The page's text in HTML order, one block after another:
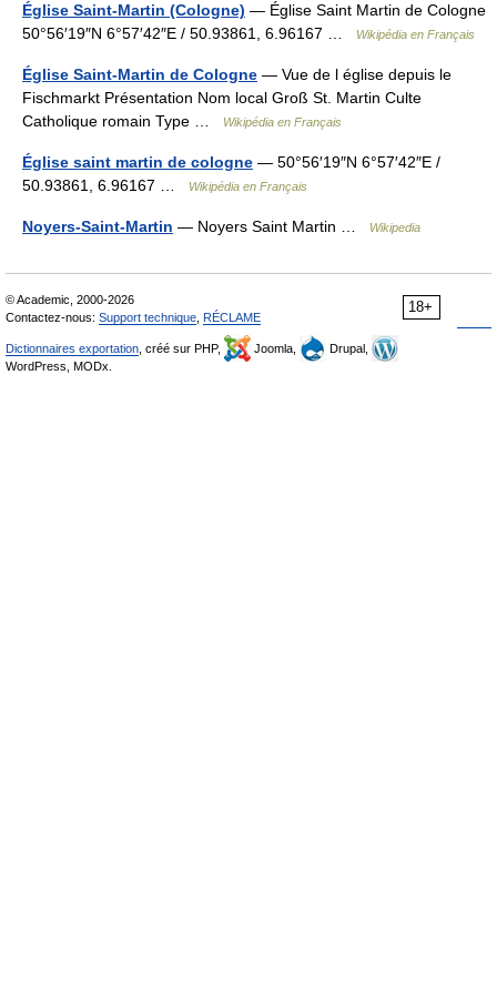
Église Saint-Martin (Cologne) — Église Saint Martin de Cologne
50°56′19″N 6°57′42″E / 50.93861, 6.96167 …
Wikipédia en Français
Église Saint-Martin de Cologne — Vue de l église depuis le
Fischmarkt Présentation Nom local Groß St. Martin Culte
Catholique romain Type …
Wikipédia en Français
Église saint martin de cologne — 50°56′19″N 6°57′42″E /
50.93861, 6.96167 …
Wikipédia en Français
Noyers-Saint-Martin — Noyers Saint Martin … Wikipedia
18+
© Academic, 2000-2026
Contactez-nous: Support technique RÉCLAME
Dictionnaires exportation , créé sur PHP, Joomla,
Drupal,
WordPress, MODx.